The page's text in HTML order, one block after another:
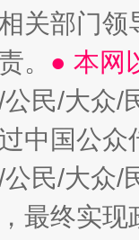
关部门
。 ● 本网
公民/大众
中国公
民/大众
最终实